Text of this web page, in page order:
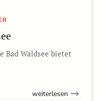
Bad Waldsee bietet
weiterlesen